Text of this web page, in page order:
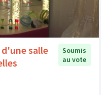
salle
Soumis
au vote